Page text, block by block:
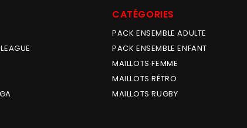
CATÉGORIES
PACK ENSEMBLE ADULTE
PACK ENSEMBLE ENFANT
MAILLOTS FEMME
MAILLOTS RÉTRO
MAILLOTS RUGBY